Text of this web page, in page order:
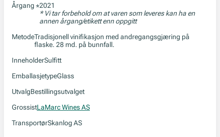
Årgang *2021
* Vi tar forbehold om at varen som leveres kan ha en
annen årgang/etikett enn oppgitt
MetodeTradisjonell vinifikasjon med andregangsgjæring på
flaske. 28 md. på bunnfall.
InneholderSulfitt
EmballasjetypeGlass
UtvalgBestillingsutvalget
GrossistLaMarc Wines AS
TransportørSkanlog AS